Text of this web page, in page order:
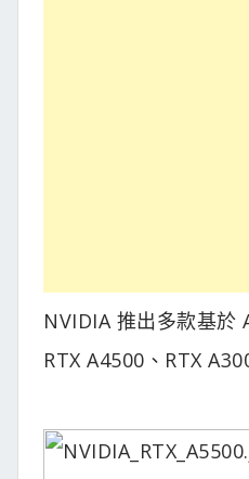
NVIDIA 推出多款基於
RTX A4500、RTX